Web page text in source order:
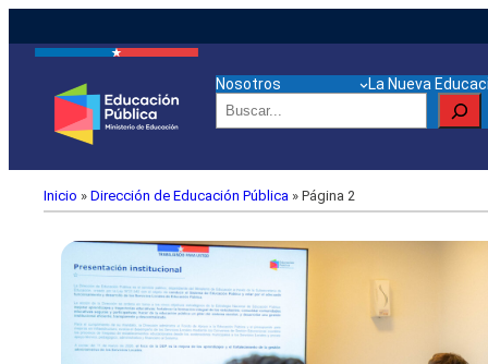
Nosotros La Nueva
Buscar
Inicio » Dirección de Educación Pública » Página 2